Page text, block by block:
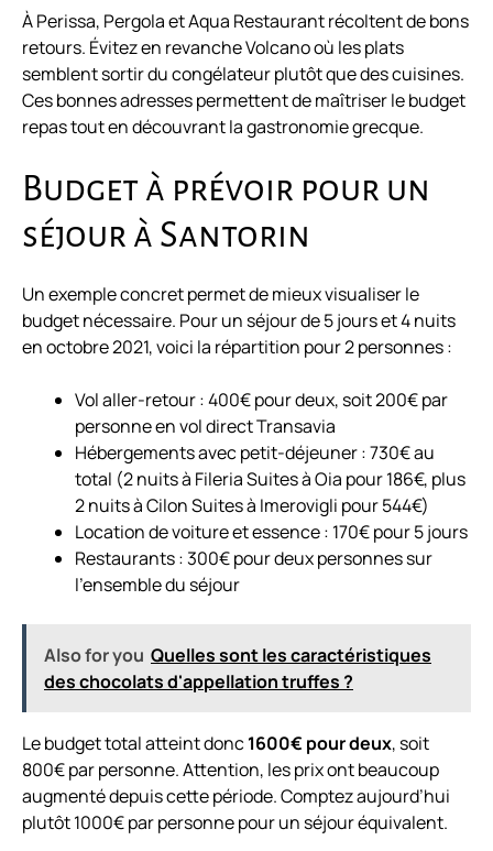
À Perissa, Pergola et Aqua Restaurant récoltent de bons
retours. Évitez en revanche Volcano où les plats
semblent sortir du congélateur plutôt que des cuisines.
Ces bonnes adresses permettent de maîtriser le budget
repas tout en découvrant la gastronomie grecque.
Budget à prévoir pour un
séjour à Santorin
Un exemple concret permet de mieux visualiser le
budget nécessaire. Pour un séjour de 5 jours et 4 nuits
en octobre 2021, voici la répartition pour 2 personnes :
Vol aller-retour : 400€ pour deux, soit 200€ par
personne en vol direct Transavia
Hébergements avec petit-déjeuner : 730€ au
total (2 nuits à Fileria Suites à Oia pour 186€, plus
2 nuits à Cilon Suites à Imerovigli pour 544€)
Location de voiture et essence : 170€ pour 5 jours
Restaurants : 300€ pour deux personnes sur
l’ensemble du séjour
Also for you Quelles sont les caractéristiques
des chocolats d'appellation truffes ?
Le budget total atteint donc1600€ pour deux, soit
800€ par personne. Attention, les prix ont beaucoup
augmenté depuis cette période. Comptez aujourd’hui
plutôt 1000€ par personne pour un séjour équivalent.